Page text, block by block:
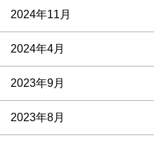
2024年11月
2024年4月
2023年9月
2023年8月